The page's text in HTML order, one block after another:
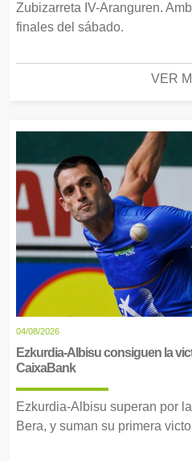
Zubizarreta IV-Aranguren.
finales del sábado.
VER
04/08/2026
Ezkurdia-Albisu consiguen la
CaixaBank
Ezkurdia-Albisu superan por
Bera, y suman su primera